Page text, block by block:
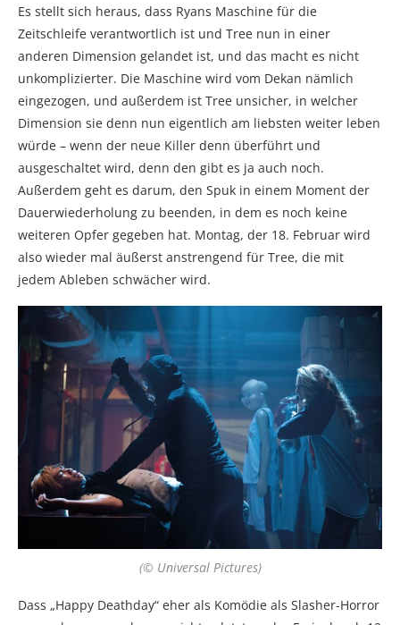
Es stellt sich heraus, dass Ryans Maschine für die
Zeitschleife verantwortlich ist und Tree nun in einer
anderen Dimension gelandet ist, und das macht es nicht
unkomplizierter. Die Maschine wird vom Dekan nämlich
eingezogen, und außerdem ist Tree unsicher, in welcher
Dimension sie denn nun eigentlich am liebsten weiter leben
würde – wenn der neue Killer denn überführt und
ausgeschaltet wird, denn den gibt es ja auch noch.
Außerdem geht es darum, den Spuk in einem Moment der
Dauerwiederholung zu beenden, in dem es noch keine
weiteren Opfer gegeben hat. Montag, der 18. Februar wird
also wieder mal äußerst anstrengend für Tree, die mit
jedem Ableben schwächer wird.
(© Universal Pictures)
Dass „Happy Deathday“ eher als Komödie als Slasher-Horror